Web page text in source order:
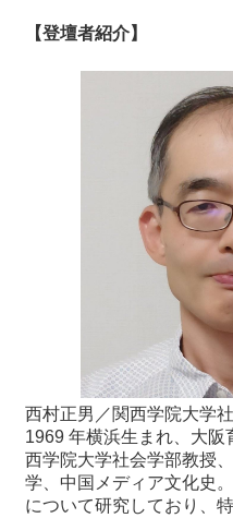
【登壇者紹介】
西村正男／関西学院大学
1969 年横浜生まれ、大阪
西学院大学社会学部教授
学、中国メディア文化史
について研究しており、